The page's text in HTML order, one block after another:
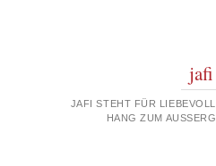
jafi
JAFI STEHT FÜR
HANG ZUM